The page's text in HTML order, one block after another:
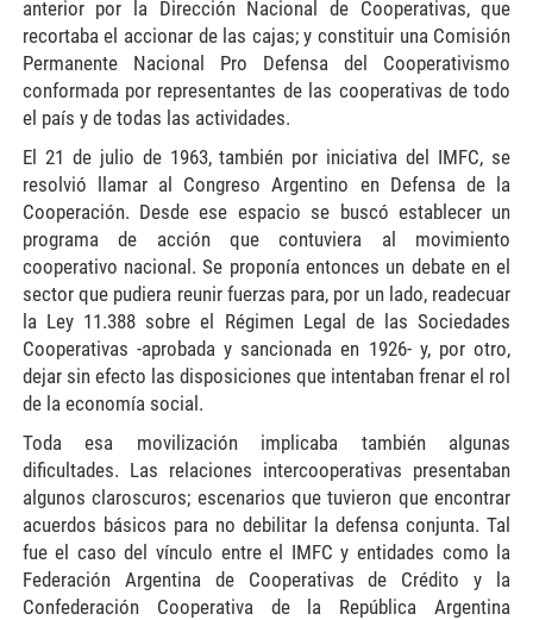
anterior por la Dirección Nacional de Cooperativas, que
recortaba el accionar de las cajas; y constituir una Comisión
Permanente Nacional Pro Defensa del Cooperativismo
conformada por representantes de las cooperativas de todo
el país y de todas las actividades.
El 21 de julio de 1963, también por iniciativa del IMFC, se
resolvió llamar al Congreso Argentino en Defensa de la
Cooperación. Desde ese espacio se buscó establecer un
programa de acción que contuviera al movimiento
cooperativo nacional. Se proponía entonces un debate en el
sector que pudiera reunir fuerzas para, por un lado, readecuar
la Ley 11.388 sobre el Régimen Legal de las Sociedades
Cooperativas -aprobada y sancionada en 1926- y, por otro,
dejar sin efecto las disposiciones que intentaban frenar el rol
de la economía social.
Toda esa movilización implicaba también algunas
dificultades. Las relaciones intercooperativas presentaban
algunos claroscuros; escenarios que tuvieron que encontrar
acuerdos básicos para no debilitar la defensa conjunta. Tal
fue el caso del vínculo entre el IMFC y entidades como la
Federación Argentina de Cooperativas de Crédito y la
Confederación Cooperativa de la República Argentina